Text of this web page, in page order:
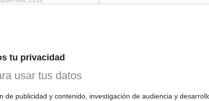
tu privacidad
usar tus datos
de publicidad y contenido, investigación de audiencia y